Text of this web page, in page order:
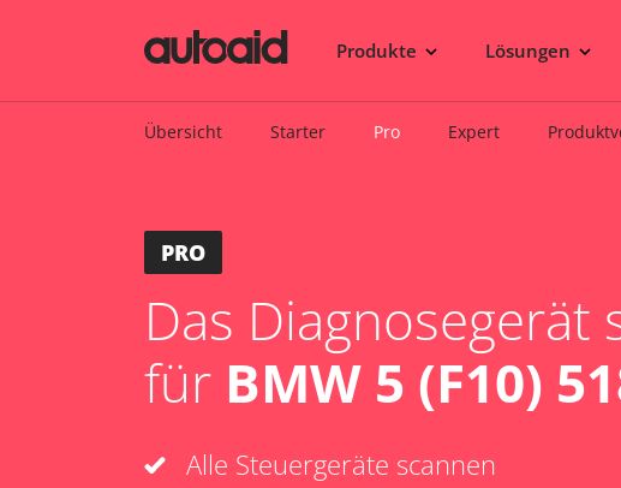
Produkte Lösungen
Übersicht Starter Pro Expert
PRO
Das Diagnosegerät
für BMW 5 (F10)
Alle Steuergeräte scannen